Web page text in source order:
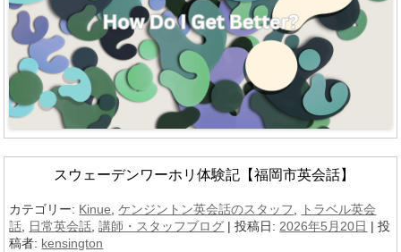
スウェーデンワーホリ体験記【福岡市英会話】
カテゴリー: Kinue,ケンジントン英会話のスタッフ,
トラベル英会
話, 日常英会話,講師・スタッフブログ | 投稿日:2026年5月20日 |投
稿者: kensington